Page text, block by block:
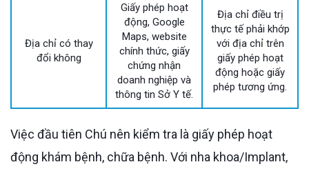
Địa chỉ có thay
đổi không
Giấy phép hoạt
động, Google
Maps, website
chính thức, giấy
chứng nhận
doanh nghiệp và
thông tin Sở Y tế.
Địa chỉ điều trị
thực tế phải khớp
với địa chỉ trên
giấy phép hoạt
động hoặc giấy
phép tương ứng.
Việc đầu tiên Chú nên kiểm tra là giấy phép hoạt
động khám bệnh, chữa bệnh. Với nha khoa/Implant,